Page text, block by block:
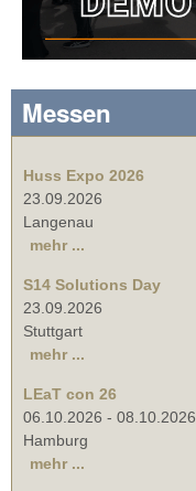
Messen
Huss Expo 2026
23.09.2026
Langenau
mehr ...
S14 Solutions Day
23.09.2026
Stuttgart
mehr ...
LEaT con 26
06.10.2026 - 08.10.2026
Hamburg
mehr ...